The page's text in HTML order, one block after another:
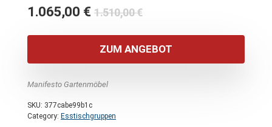
1.510,00€Ursprünglicher
war:
1.510,00 €
1.065,00 €
Aktueller
ist:
1.065,00 €.
ZUM ANGEBOT
Manifesto Gartenmöbel
SKU: 377cabe99b1c
Category: Esstischgruppen